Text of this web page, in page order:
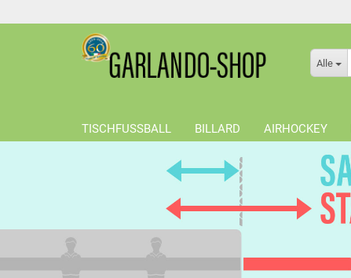
Alle
TISCHFUSSBALL BILLARD AIRHOCKEY